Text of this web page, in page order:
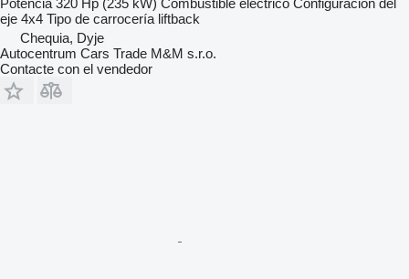
Potencia 320 Hp (235 kW) Combustible eléctrico Configuración del
eje 4x4 Tipo de carrocería liftback
Chequia, Dyje
Autocentrum Cars Trade M&M s.r.o.
Contacte con el vendedor